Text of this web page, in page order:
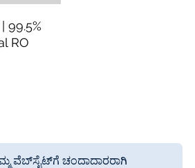
99.5%
RO
ವೆಬ್‌ಸೈಟ್‌ಗೆ ಚಂದಾದಾರರಾಗಿ